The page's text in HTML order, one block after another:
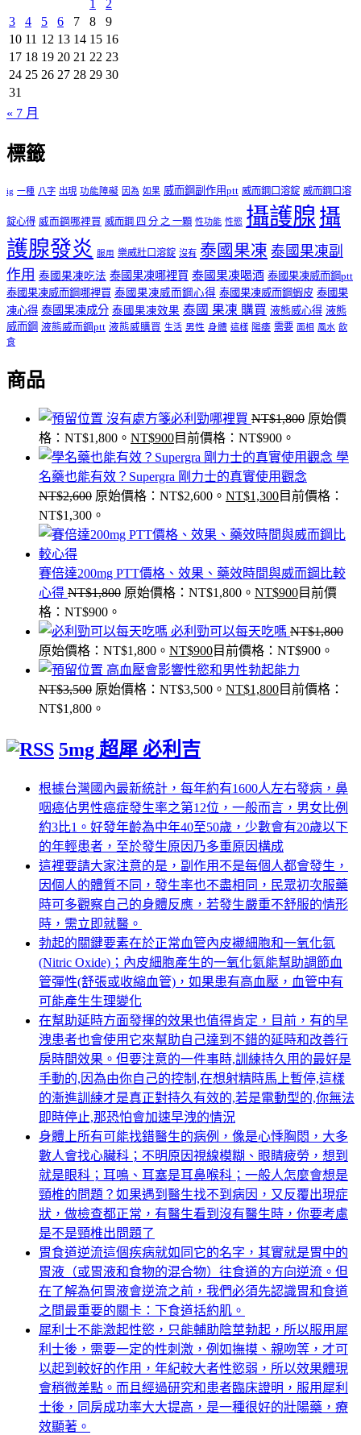
1
2
3
4 5 6 7 8
9
10 11 12 13 14 15 16
17 18 19 20 21 22 23
24 25 26 27 28 29 30
31
« 7 月
標籤
ig 一種 八字 出現 功能障礙 因為 如果 威而鋼副作用ptt 威而鋼口溶錠 威而鋼口溶
錠心得 威而鋼哪裡買 威而鋼 四 分 之 一顆 性功能 性慾 攝護腺 攝
護腺發炎
服用 樂威壯口溶錠 沒有 泰國果凍 泰國果凍副
作用 泰國果凍吃法 泰國果凍哪裡買 泰國果凍喝酒 泰國果凍威而鋼ptt
泰國果凍威而鋼哪裡買 泰國果凍威而鋼心得 泰國果凍威而鋼蝦皮 泰國果
凍心得 泰國果凍成分 泰國果凍效果 泰國 果凍 購買 液態威心得 液態
威而鋼 液態威而鋼ptt 液態威購買 生活 男性 身體 這樣 陽痿 需要 面相 風水 飲
食
商品
沒有處方箋必利勁哪裡買 NT$1,800 原始價
格：NT$1,800。 NT$900目前價格：NT$900。
學
名藥也能有效？Supergra 剛力士的真實使用觀念
NT$2,600 原始價格：NT$2,600。 NT$1,300目前價格：
NT$1,300。
賽倍達200mg PTT價格、效果、藥效時間與威而鋼比較
心得 NT$1,800 原始價格：NT$1,800。 NT$900目前價
格：NT$900。
必利勁可以每天吃嗎 NT$1,800
原始價格：NT$1,800。 NT$900目前價格：NT$900。
高血壓會影響性慾和男性勃起能力
NT$3,500 原始價格：NT$3,500。 NT$1,800目前價格：
NT$1,800。
5mg 超犀 必利吉
根據台灣國內最新統計，每年約有1600人左右發病，鼻
咽癌佔男性癌症發生率之第12位，一般而言，男女比例
約3比1。好發年齡為中年40至50歲，少數會有20歲以下
的年輕患者，至於發生原因乃多重原因構成
這裡要請大家注意的是，副作用不是每個人都會發生，
因個人的體質不同，發生率也不盡相同，民眾初次服藥
時可多觀察自己的身體反應，若發生嚴重不舒服的情形
時，需立即就醫。
勃起的關鍵要素在於正常血管內皮襯細胞和一氧化氮
(Nitric Oxide)；內皮細胞產生的一氧化氮能幫助調節血
管彈性(舒張或收縮血管)，如果患有高血壓，血管中有
可能產生生理變化
在幫助延時方面發揮的效果也值得肯定，目前，有的早
洩患者也會使用它來幫助自己達到不錯的延時和改善行
房時間效果。但要注意的一件事時,訓練持久用的最好是
手動的,因為由你自己的控制,在想射精時馬上暫停,這樣
的漸進訓練才是真正對持久有效的,若是電動型的,你無法
即時停止,那恐怕會加速早洩的情況
身體上所有可能找錯醫生的病例，像是心悸胸悶，大多
數人會找心臟科；不明原因視線模糊、眼睛疲勞，想到
就是眼科；耳鳴、耳塞是耳鼻喉科；一般人怎麼會想是
頸椎的問題？如果遇到醫生找不到病因，又反覆出現症
狀，做檢查都正常，有醫生看到沒有醫生時，你要考慮
是不是頸椎出問題了
胃食道逆流這個疾病就如同它的名字，其實就是胃中的
胃液（或胃液和食物的混合物）往食道的方向逆流。但
在了解為何胃液會逆流之前，我們必須先認識胃和食道
之間最重要的關卡：下食道括約肌。
犀利士不能激起性慾，只能輔助陰莖勃起，所以服用犀
利士後，需要一定的性刺激，例如撫摸、親吻等，才可
以起到較好的作用，年紀較大者性慾弱，所以效果體現
會稍微差點。而且經過研究和患者臨床證明，服用犀利
士後，同房成功率大大提高，是一種很好的壯陽藥，療
效顯著。